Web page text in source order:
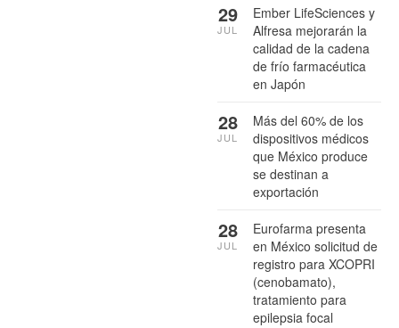
Ember LifeSciences y
Alfresa mejorarán la
calidad de la cadena
de frío farmacéutica
en Japón
29
JUL
Más del 60% de los
dispositivos médicos
que México produce
se destinan a
exportación
28
JUL
Eurofarma presenta
en México solicitud de
registro para XCOPRI
(cenobamato),
tratamiento para
epilepsia focal
28
JUL